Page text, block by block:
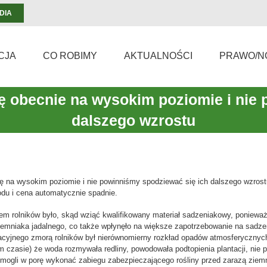
CO ROBIMY AKTUALNOŚCI PRAWO/
obecnie na wysokim poziomie i nie
dalszego wzrostu
wysokim poziomie i nie powinniśmy spodziewać się ich dalszego
i cena automatycznie spadnie.
rolników było, skąd wziąć kwalifikowany materiał sadzeniakowy,
jadalnego, co także wpłynęło na większe zapotrzebowanie na
zmorą rolników był nierównomierny rozkład opadów
że woda rozmywała redliny, powodowała podtopienia plantacji,
w porę wykonać zabiegu zabezpieczającego rośliny przed zarazą